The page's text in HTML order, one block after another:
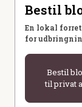
Bestil
En lokal
for
Bestil
til privat